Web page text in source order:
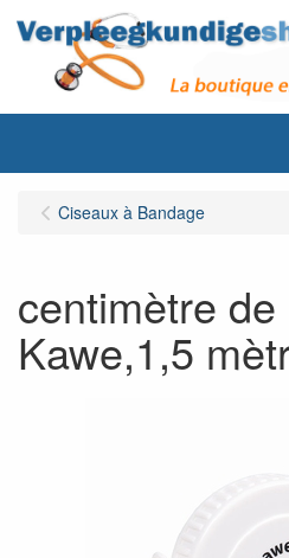
Ciseaux à Bandage
centimètre
Kawe,1,5